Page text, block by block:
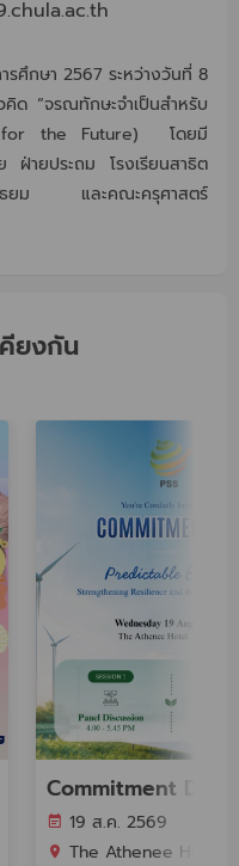
รศึกษา 2567 ระหว่างวันที่ 8
“จรณทักษะจำเป็นสำหรับ
for the Future) โดยมี
ฝ่ายประถม โรงเรียนสาธิต
ยม และคณะครุศาสตร์
ยงกัน
Commitment Day
19 ส.ค. 2569
The Athenee Hotel, a Luxury Collection